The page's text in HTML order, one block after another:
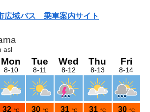
広域バス 乗車案内サイト